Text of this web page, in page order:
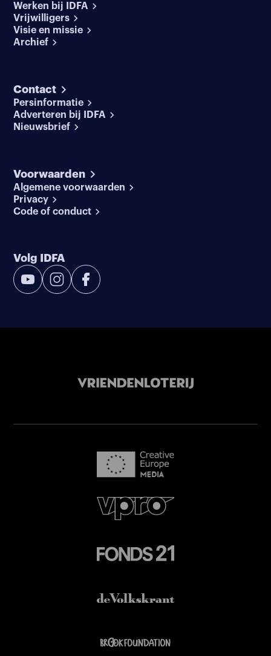
Werken bij IDFA
Vrijwilligers
Visie en missie
Archief
Contact
Persinformatie
Adverteren bij IDFA
Nieuwsbrief
Voorwaarden
Algemene voorwaarden
Privacy
Code of conduct
Volg IDFA